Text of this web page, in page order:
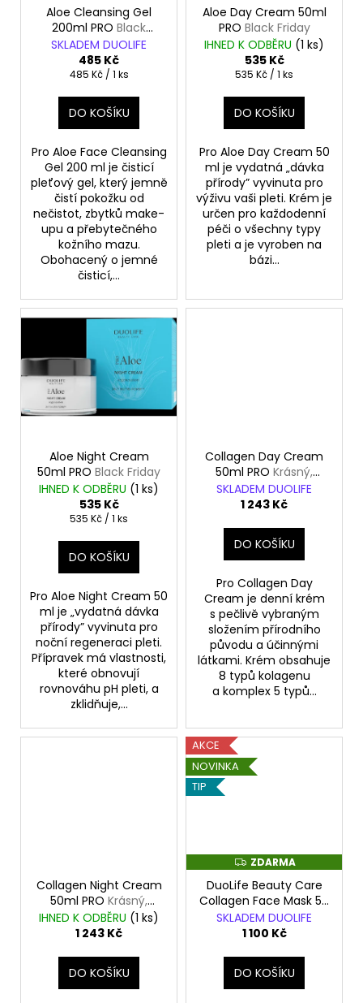
Aloe Cleansing Gel
200ml PRO Black
Friday
SKLADEM DUOLIFE
485 Kč
Měrná
485 Kč / 1 ks
DO KOŠÍKU
Pro Aloe Face Cleansing
Gel 200 ml je čisticí
pleťový gel, který jemně
čistí pokožku od
nečistot, zbytků make-
upu a přebytečného
kožního mazu.
Obohacený o jemné
čisticí,...
Aloe Day Cream 50ml
PRO Black Friday
IHNED K ODBĚRU (1 ks)
535 Kč
Měrná
535 Kč / 1 ks
DO KOŠÍKU
Pro Aloe Day Cream 50
ml je vydatná „dávka
přírody” vyvinuta pro
výživu vaši pleti. Krém je
určen pro každodenní
péči o všechny typy
pleti a je vyroben na
bázi...
Aloe Night Cream
50ml PRO Black Friday
IHNED K ODBĚRU (1 ks)
535 Kč
Měrná
535 Kč / 1 ks
DO KOŠÍKU
Pro Aloe Night Cream 50
ml je „vydatná dávka
přírody” vyvinuta pro
noční regeneraci pleti.
Přípravek má vlastnosti,
které obnovují
rovnováhu pH pleti, a
zklidňuje,...
Collagen Day Cream
50ml PRO Krásný,
mladý a zářivý vzhled
pokožky i přes
SKLADEM DUOLIFE
1 243 Kč
DO KOŠÍKU
Pro Collagen Day
Cream je denní krém
s pečlivě vybraným
složením přírodního
původu a účinnými
látkami. Krém obsahuje
8 typů kolagenu
a komplex 5 typů...
Collagen Night Cream
50ml PRO Krásný,
mladý a zářivý vzhled
pokožky i přes
IHNED K ODBĚRU (1 ks)
1 243 Kč
DO KOŠÍKU
AKCE
NOVINKA
TIP
Z
D
A
R
M
A
ZDARMA
DuoLife Beauty Care
Collagen Face Mask 50
mlRegenerační noční
pleťová maska s
zpevňujícím a
protivráskovým
účinkem
SKLADEM DUOLIFE
1 100 Kč
DO KOŠÍKU
BEAUTY
CARE
COLLAGEN
BODY
BUTTER
DUOLIFE
BEAUTY
COLLAGEN
TĚLOVÉ
MÁSLO
Kč